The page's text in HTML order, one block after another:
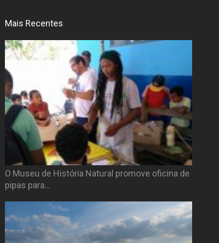
Mais Recentes
O Museu de História Natural promove oficina de
pipas para…